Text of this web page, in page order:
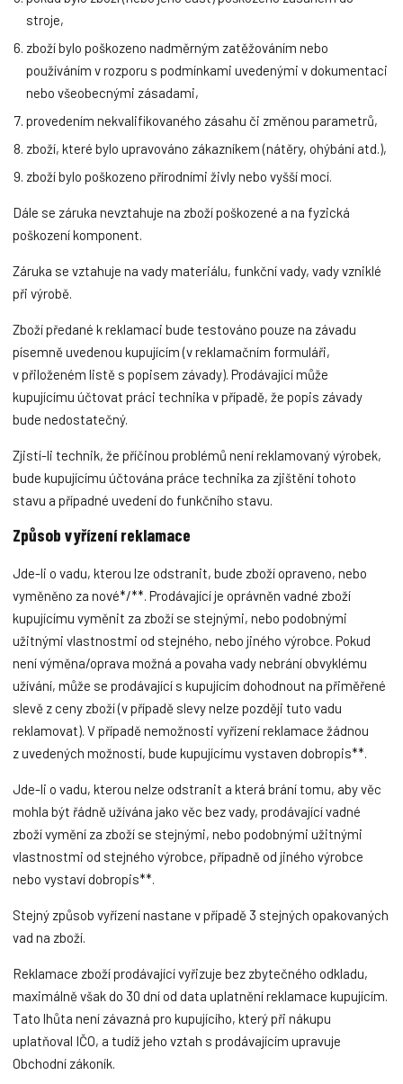
stroje,
zboží bylo poškozeno nadměrným zatěžováním nebo
používáním v rozporu s podmínkami uvedenými v dokumentaci
nebo všeobecnými zásadami,
provedením nekvalifikovaného zásahu či změnou parametrů,
zboží, které bylo upravováno zákazníkem (nátěry, ohýbání atd.),
zboží bylo poškozeno přírodními živly nebo vyšší mocí.
Dále se záruka nevztahuje na zboží poškozené a na fyzická
poškození komponent.
Záruka se vztahuje na vady materiálu, funkční vady, vady vzniklé
při výrobě.
Zboží předané k reklamaci bude testováno pouze na závadu
písemně uvedenou kupujícím (v reklamačním formuláři,
v přiloženém listě s popisem závady). Prodávající může
kupujícímu účtovat práci technika v případě, že popis závady
bude nedostatečný.
Zjistí-li technik, že příčinou problémů není reklamovaný výrobek,
bude kupujícímu účtována práce technika za zjištění tohoto
stavu a případné uvedení do funkčního stavu.
Způsob vyřízení reklamace
Jde-li o vadu, kterou lze odstranit, bude zboží opraveno, nebo
vyměněno za nové*/**. Prodávající je oprávněn vadné zboží
kupujícímu vyměnit za zboží se stejnými, nebo podobnými
užitnými vlastnostmi od stejného, nebo jiného výrobce. Pokud
není výměna/oprava možná a povaha vady nebrání obvyklému
užívání, může se prodávající s kupujícím dohodnout na přiměřené
slevě z ceny zboží (v případě slevy nelze později tuto vadu
reklamovat). V případě nemožnosti vyřízení reklamace žádnou
z uvedených možností, bude kupujícímu vystaven dobropis**.
Jde-li o vadu, kterou nelze odstranit a která brání tomu, aby věc
mohla být řádně užívána jako věc bez vady, prodávající vadné
zboží vymění za zboží se stejnými, nebo podobnými užitnými
vlastnostmi od stejného výrobce, případně od jiného výrobce
nebo vystaví dobropis**.
Stejný způsob vyřízení nastane v případě 3 stejných opakovaných
vad na zboží.
Reklamace zboží prodávající vyřizuje bez zbytečného odkladu,
maximálně však do 30 dní od data uplatnění reklamace kupujícím.
Tato lhůta není závazná pro kupujícího, který při nákupu
uplatňoval IČO, a tudíž jeho vztah s prodávajícím upravuje
Obchodní zákoník.